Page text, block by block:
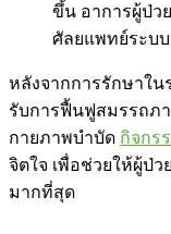
ขึ้น อาการผู้ป่ว
ศัลยแพทย์ระบ
หลังจากการรักษาใน
รับการฟื้นฟูสมรรถภ
กายภาพบำบัด กิจกร
จิตใจ เพื่อช่วยให้ผู้ป่
มากที่สุด